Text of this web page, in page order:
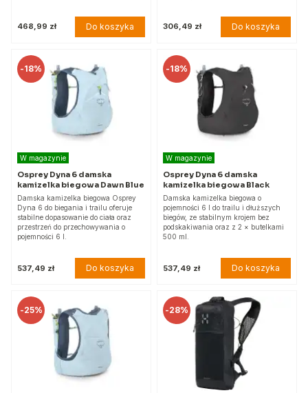
468,99 zł Do koszyka 306,49 zł Do koszyka
-18%
W magazynie
Osprey Dyna 6 damska
kamizelka biegowa Dawn Blue
Damska kamizelka biegowa Osprey
Dyna 6 do biegania i trailu oferuje
stabilne dopasowanie do ciała oraz
przestrzeń do przechowywania o
pojemności 6 l.
537,49 zł Do koszyka
-18%
W magazynie
Osprey Dyna 6 damska
kamizelka biegowa Black
Damska kamizelka biegowa o
pojemności 6 l do trailu i dłuższych
biegów, ze stabilnym krojem bez
podskakiwania oraz z 2 × butelkami
500 ml.
537,49 zł Do koszyka
-25% -28%